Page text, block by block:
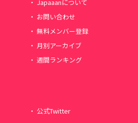
Japaaanについて
お問い合わせ
無料メンバー登録
月別アーカイブ
週間ランキング
公式Twitter